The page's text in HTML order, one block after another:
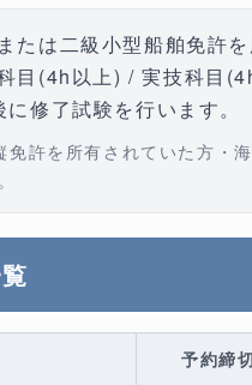
たは二級小型船舶免許
目(4h以上) / 実技科目
修了試験を行います。
許を所有されていた方・
予約締切